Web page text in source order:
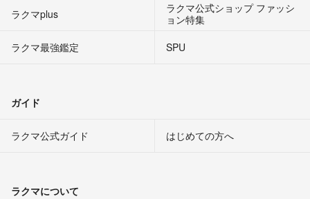
ラクマplus
ラクマ公式ショップ ファッシ
ョン特集
ラクマ最強鑑定
SPU
ガイド
ラクマ公式ガイド はじめての方へ
ラクマについて